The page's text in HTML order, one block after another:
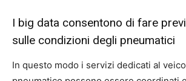
I big data consentono di fare
sulle condizioni degli pneumatici
In questo modo i servizi dedicati al